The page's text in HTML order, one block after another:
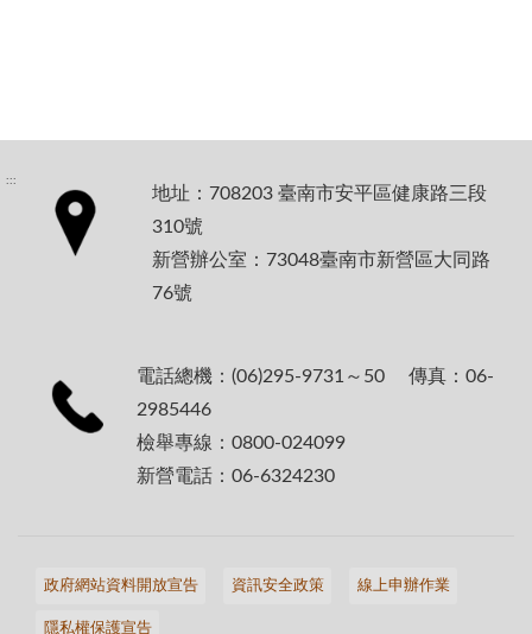
:::
地址：708203 臺南市安平區健康路三段
310號
新營辦公室：73048臺南市新營區大同路
76號
電話總機：(06)295-9731～50 傳真：06-
2985446
檢舉專線：0800-024099
新營電話：06-6324230
政府網站資料開放宣告 資訊安全政策 線上申辦作業
隱私權保護宣告